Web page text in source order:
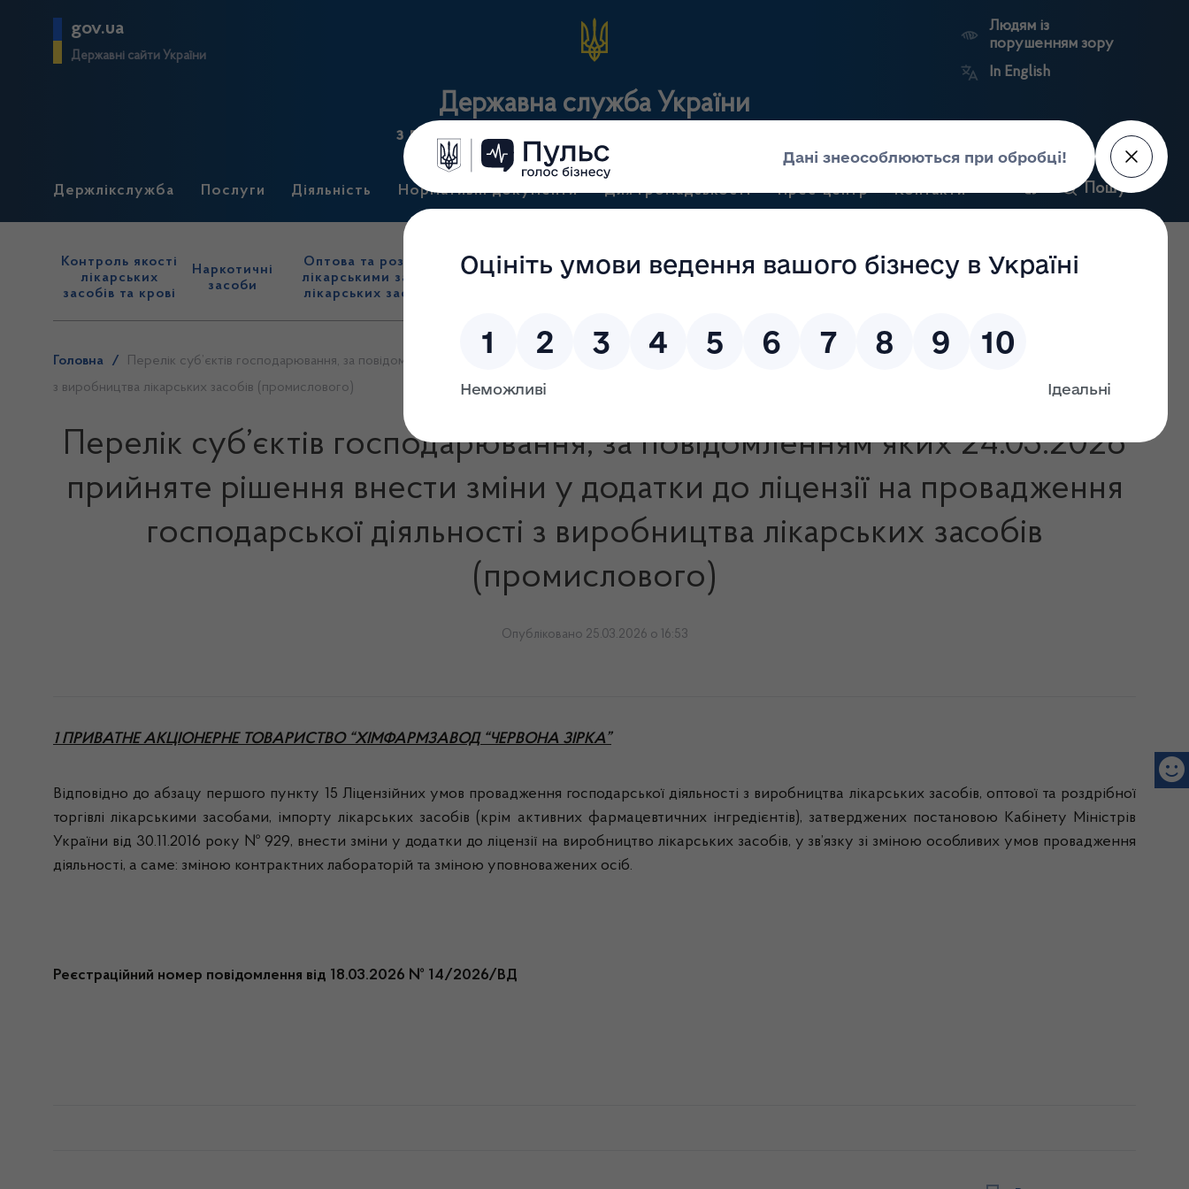
gov.ua
Державні сайти України
Державна служба України
з лікарських засобів та контролю за наркотиками
Людям із
порушенням зору
In English
Держлікслужба Послуги Діяльність Нормативні документи Для громадськості Прес-центр Контакти Пошук
Контроль якості
лікарських
засобів та крові
Наркотичні
засоби
Оптова та роздрібна торгівля
лікарськими засобами, імпорт
лікарських засобів (крім АФІ)
Державний
нагляд
виробництва лікарських
Ринковий
Державні
Антикорупційний
портал
Головна /
Перелік суб’єктів господарювання, за повідомленням яких 24.03.2026 прийняте рішення внести зміни у додатки до ліцензії на провадження господарської діяльності
з виробництва лікарських засобів (промислового)
Перелік суб’єктів господарювання, за повідомленням яких 24.03.2026
прийняте рішення внести зміни у додатки до ліцензії на провадження
господарської діяльності з виробництва лікарських засобів
(промислового)
Опубліковано 25.03.2026 о 16:53
1 ПРИВАТНЕ АКЦІОНЕРНЕ ТОВАРИСТВО “ХІМФАРМЗАВОД “ЧЕРВОНА ЗІРКА”
Відповідно до абзацу першого пункту 15 Ліцензійних умов провадження господарської діяльності з виробництва лікарських засобів, оптової та роздрібної
торгівлі лікарськими засобами, імпорту лікарських засобів (крім активних фармацевтичних інгредієнтів), затверджених постановою Кабінету Міністрів
України від 30.11.2016 року № 929, внести зміни у додатки до ліцензії на виробництво лікарських засобів, у зв’язку зі зміною особливих умов провадження
діяльності, а саме: зміною контрактних лабораторій та зміною уповноважених осіб.
Реєстраційний номер повідомлення від 18.03.2026 № 14/2026/ВД